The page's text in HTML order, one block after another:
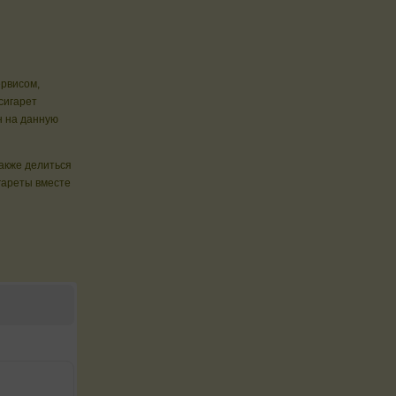
на данную
делиться
вместе